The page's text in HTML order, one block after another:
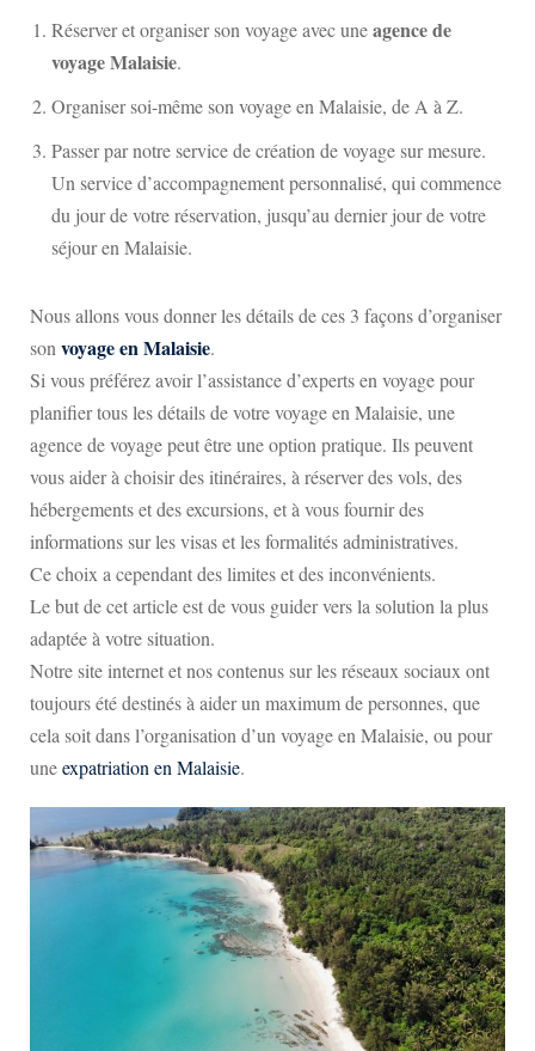
Réserver et organiser son voyage avec uneagence de
voyage Malaisie.
Organiser soi-même son voyage en Malaisie, de A à Z.
Passer par notre service de création de voyage sur mesure.
Un service d’accompagnement personnalisé, qui commence
du jour de votre réservation, jusqu’au dernier jour de votre
séjour en Malaisie.
Nous allons vous donner les détails de ces 3 façons d’organiser
son voyage en Malaisie.
Si vous préférez avoir l’assistance d’experts en voyage pour
planifier tous les détails de votre voyage en Malaisie, une
agence de voyage peut être une option pratique. Ils peuvent
vous aider à choisir des itinéraires, à réserver des vols, des
hébergements et des excursions, et à vous fournir des
informations sur les visas et les formalités administratives.
Ce choix a cependant des limites et des inconvénients.
Le but de cet article est de vous guider vers la solution la plus
adaptée à votre situation.
Notre site internet et nos contenus sur les réseaux sociaux ont
toujours été destinés à aider un maximum de personnes, que
cela soit dans l’organisation d’un voyage en Malaisie, ou pour
uneexpatriation en Malaisie.